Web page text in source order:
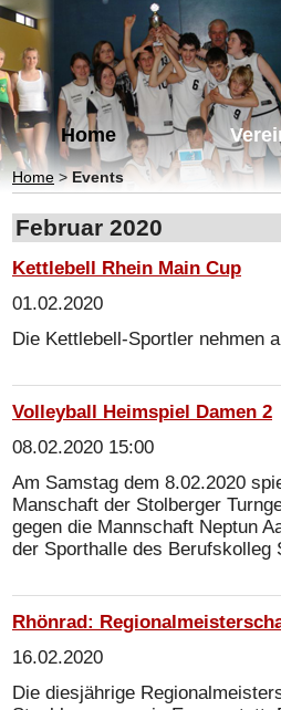
Navigation
überspringen
Home
Home> Events
Februar 2020
Kettlebell Rhein Main Cup
01.02.2020
Die Kettlebell-Sportler nehmen
Volleyball Heimspiel Damen 2
08.02.2020 15:00
Am Samstag dem 8.02.2020
Manschaft der Stolberger
gegen die Mannschaft Neptun
der Sporthalle des Berufskolleg
Rhönrad:
16.02.2020
Die diesjährige